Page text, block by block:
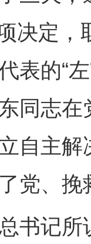
决定
表的“
同志
自主
党、
记所